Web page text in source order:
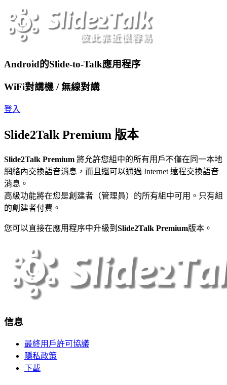
Android的Slide-to-Talk應用程序
WiFi對講機 / 無線對講
登入
Slide2Talk Premium 版本
Slide2Talk Premium 將允許您組中的所有用戶不僅在同一本地
網絡內交換語音消息，而且還可以通過 Internet 遠程交換語音
消息。
高級功能將在您是創建者（管理員）的所有組中可用。只有組
的創建者付費。
您可以直接在應用程序中升級到 Slide2Talk Premium版本。
信息
最終用戶許可協議
隱私政策
下載